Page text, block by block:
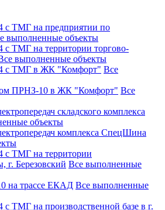
ТМГ на предприятии по
выполненные объекты
ТМГ на территории торгово-
выполненные объекты
с ТМГ в ЖК "Комфорт" Все
ПРНЗ-10 в ЖК "Комфорт" Все
складского комплекса
объекты
комплекса СпецШина
ТМГ на территории
г. Березовский Все выполненные
на трассе ЕКАД Все выполненные
ТМГ на производственной базе в г.